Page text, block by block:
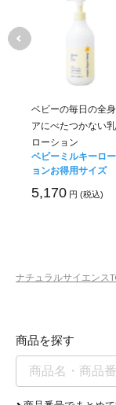
ベビーの毎日の全
アにべたつかない
ローション
ベビーミルキーロ
ョンお得用サイズ
5,170 円 (税込)
ナチュラルサイエンス
商品を探す